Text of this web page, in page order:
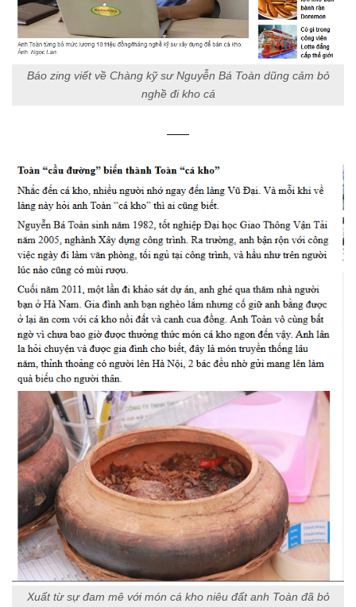
Báo zing viết về Chàng kỹ sư Nguyễn Bá Toàn dũng cảm bỏ
nghề đi kho cá
——
Xuất từ sự đam mê với món cá kho niêu đất anh Toàn đã bỏ